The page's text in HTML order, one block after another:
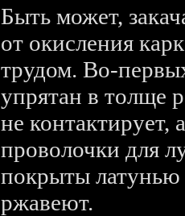
Быть может,
от окисления
трудом. Во-
упрятан в толще
не контактирует,
проволочки для
покрыты латунью
ржавеют.